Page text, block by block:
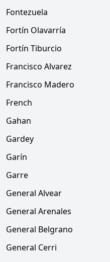
Fontezuela
Fortín Olavarría
Fortín Tiburcio
Francisco Alvarez
Francisco Madero
French
Gahan
Gardey
Garín
Garre
General Alvear
General Arenales
General Belgrano
General Cerri